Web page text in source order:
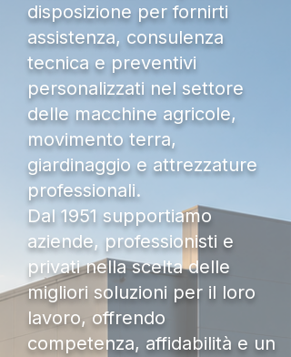
disposizione per fornirti
assistenza, consulenza
tecnica e preventivi
personalizzati nel settore
delle macchine agricole,
movimento terra,
giardinaggio e attrezzature
professionali.
Dal 1951 supportiamo
aziende, professionisti e
privati nella scelta delle
migliori soluzioni per il loro
lavoro, offrendo
competenza, affidabilità e un